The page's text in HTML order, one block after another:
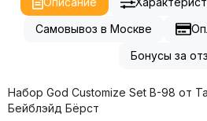
Самовывоз в Москве
Бонусы за
Набор God Customize Set B-98 от
Бейблэйд Бёрст